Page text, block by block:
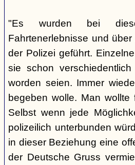
"Es wurden bei
Fahrtenerlebnisse und
der Polizei geführt.
sie schon
worden seien. Immer
begeben wolle. Man
Selbst wenn jede
polizeilich unterbunden
in dieser Beziehung eine
der Deutsche Gruss